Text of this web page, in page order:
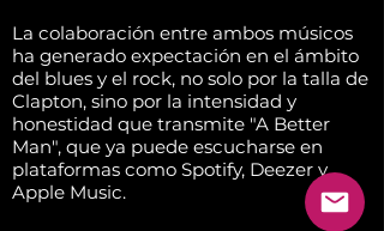
La colaboración entre ambos músicos
ha generado expectación en el ámbito
del blues y el rock, no solo por la talla de
Clapton, sino por la intensidad y
honestidad que transmite "A Better
Man", que ya puede escucharse en
plataformas como Spotify, Deezer y
Apple Music.